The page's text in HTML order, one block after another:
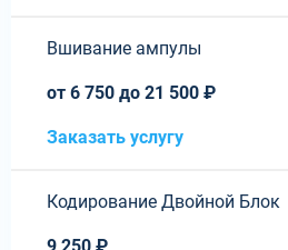
Вшивание ампулы
от 6 750 до 21 500 ₽
Заказать услугу
Кодирование Двойной Блок
9 250 ₽